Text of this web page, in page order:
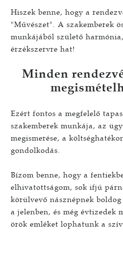
Hiszek benne, hogy a
"Művészet". A szakemberek
munkájából születő
érzékszervre hat!
Minden
Ezért fontos a megfelelő
szakemberek munkája, az
megismerése, a
gondolkodás.
Bízom benne, hogy a
elhivatottságom, sok ifjú
körülvevő násznépnek
a jelenben, és még évtizedek
örök emléket lophatunk a